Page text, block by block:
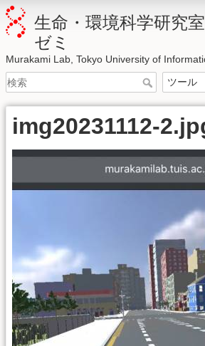
生命・環境科学研究
ゼミ
Murakami Lab, Tokyo University of
img20231112-